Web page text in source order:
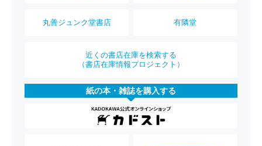
丸善ジュンク堂書店 有隣堂
近くの書店在庫を検索する
（書店在庫情報プロジェクト）
紙の本・雑誌を購入する